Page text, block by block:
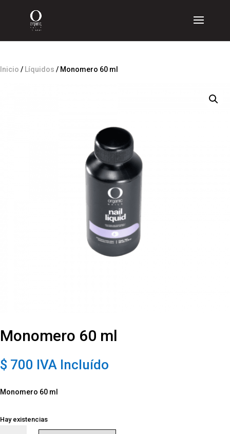
Inicio / Líquidos / Monomero 60 ml
Monomero 60 ml
$ 700 IVA Incluído
Monomero 60 ml
Hay existencias